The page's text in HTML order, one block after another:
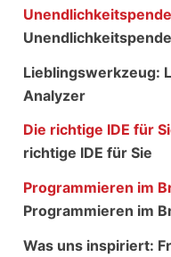
Lieblingswerkzeug:
Analyzer
Die richtige IDE für
richtige IDE für Sie
Programmieren im
Programmieren im
Was uns inspiriert: